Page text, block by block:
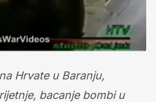
Hrvate u Baranju,
bacanje bombi u